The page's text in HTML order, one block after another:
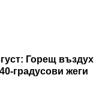
Горещ въздух
градусови жеги